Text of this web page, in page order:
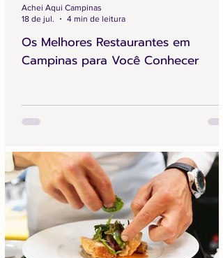
Os Melhores Restaurantes em
Campinas para Você Conhecer
Achei Aqui Campinas
18 de jul.
4 min de leitura